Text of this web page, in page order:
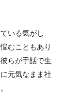
いる気がし
むこともあり
らが手話で生
元気なまま社